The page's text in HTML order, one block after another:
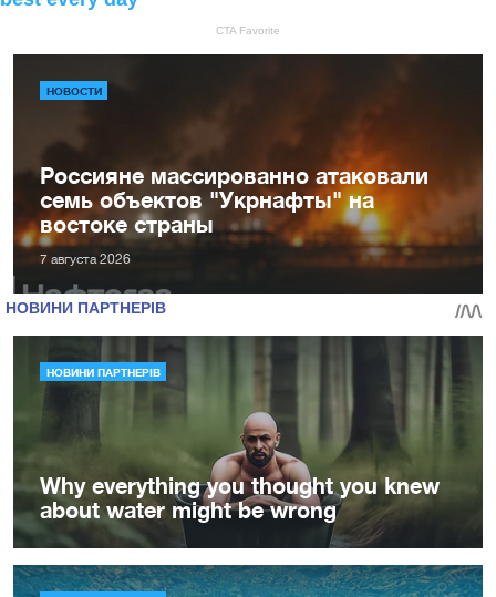
НОВОСТИ
Россияне массированно атаковали
семь объектов "Укрнафты" на
востоке страны
7 августа 2026